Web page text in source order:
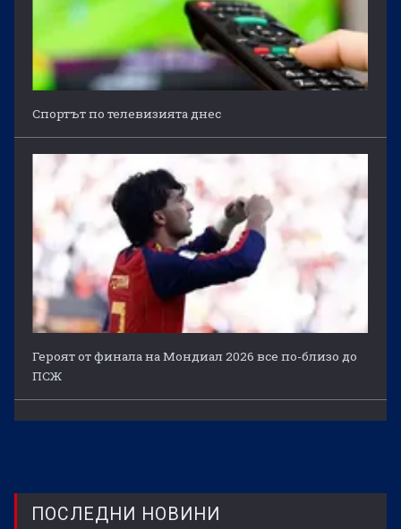
Спортът по телевизията днес
Героят от финала на Мондиал 2026 все по-близо до
ПСЖ
ПОСЛЕДНИ НОВИНИ